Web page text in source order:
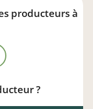
producteurs à
?